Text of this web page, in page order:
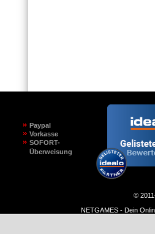
Paypal
Vorkasse
SOFORT-
Überweisung
©
NETGAMES - Dein